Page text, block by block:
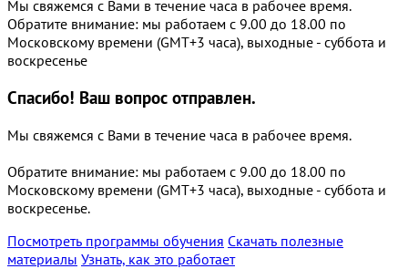
Мы свяжемся с Вами в течение часа в рабочее время.
Обратите внимание: мы работаем с 9.00 до 18.00 по
Московскому времени (GMT+3 часа), выходные - суббота и
воскресенье
Спасибо! Ваш вопрос отправлен.
Мы свяжемся с Вами в течение часа в рабочее время.
Обратите внимание: мы работаем с 9.00 до 18.00 по
Московскому времени (GMT+3 часа), выходные - суббота и
воскресенье.
Посмотреть программы обучения Скачать полезные
материалы Узнать, как это работает